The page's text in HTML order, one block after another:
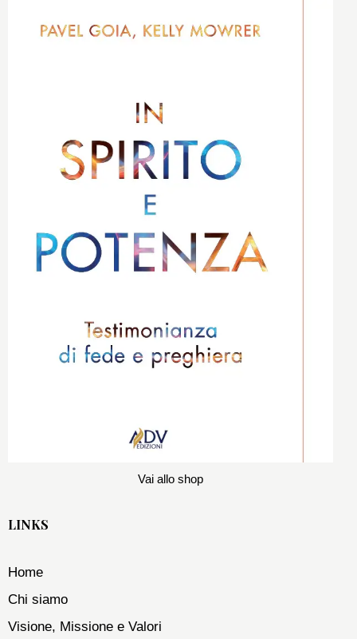
Vai allo shop
LINKS
Home
Chi siamo
Visione, Missione e Valori